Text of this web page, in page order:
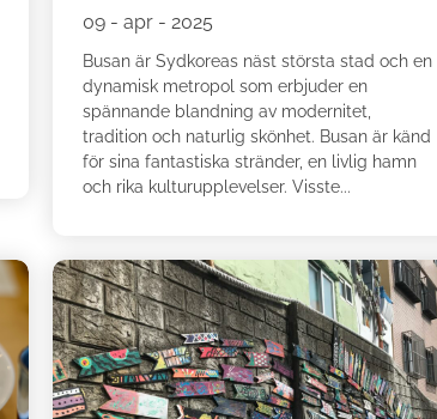
09 - apr - 2025
Busan är Sydkoreas näst största stad och en
dynamisk metropol som erbjuder en
spännande blandning av modernitet,
tradition och naturlig skönhet. Busan är känd
för sina fantastiska stränder, en livlig hamn
och rika kulturupplevelser. Visste...